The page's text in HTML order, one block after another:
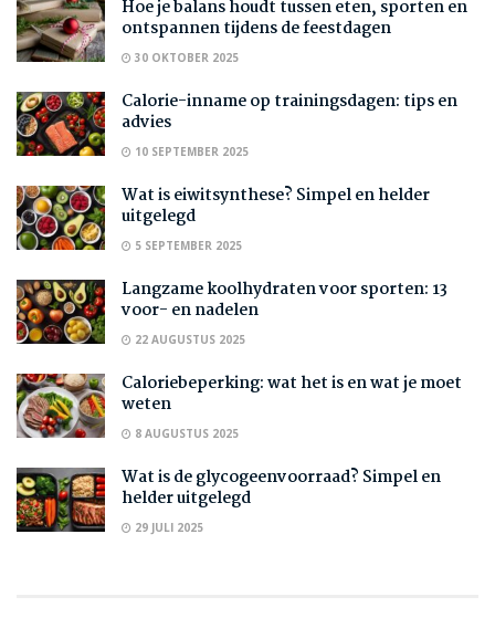
Hoe je balans houdt tussen eten, sporten en
ontspannen tijdens de feestdagen
30 OKTOBER 2025
Calorie-inname op trainingsdagen: tips en
advies
10 SEPTEMBER 2025
Wat is eiwitsynthese? Simpel en helder
uitgelegd
5 SEPTEMBER 2025
Langzame koolhydraten voor sporten: 13
voor- en nadelen
22 AUGUSTUS 2025
Caloriebeperking: wat het is en wat je moet
weten
8 AUGUSTUS 2025
Wat is de glycogeenvoorraad? Simpel en
helder uitgelegd
29 JULI 2025